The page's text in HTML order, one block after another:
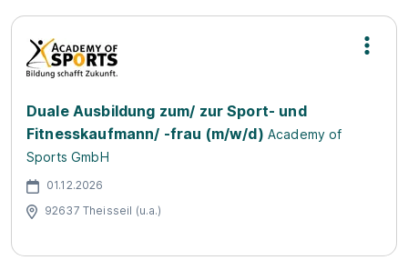
Duale Ausbildung zum/ zur Sport- und
Fitnesskaufmann/ -frau (m/w/d) Academy of
Sports GmbH
01.12.2026
92637 Theisseil (u.a.)